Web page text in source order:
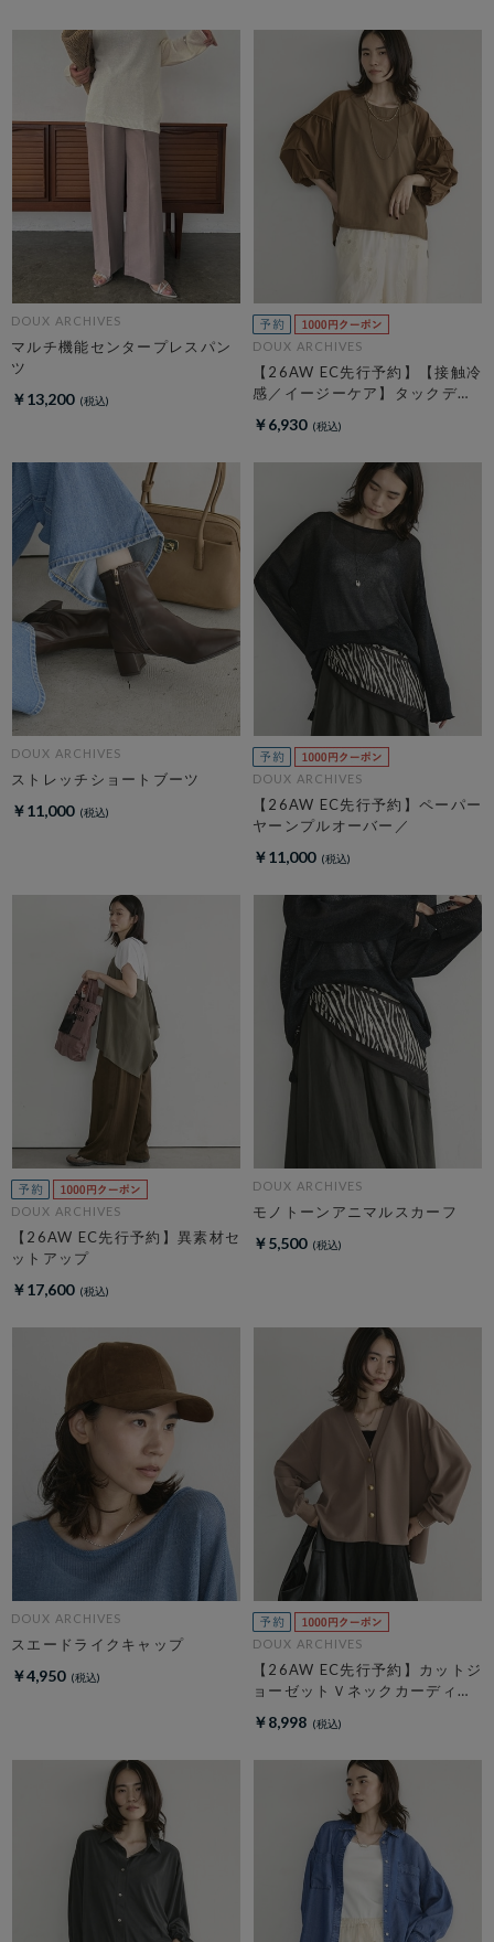
DOUX ARCHIVES
マルチ機能センタープレスパン
ツ
￥13,200
DOUX ARCHIVES
【26AW EC先行予約】【接触冷
感／イージーケア】タックデザ
￥6,930
DOUX ARCHIVES
ストレッチショートブーツ
￥11,000
DOUX ARCHIVES
【26AW EC先行予約】ペーパー
ヤーンプルオーバー／
￥11,000
DOUX ARCHIVES
【26AW EC先行予約】異素材セ
ットアップ
￥17,600
DOUX ARCHIVES
モノトーンアニマルスカーフ
￥5,500
DOUX ARCHIVES
スエードライクキャップ
￥4,950
DOUX ARCHIVES
【26AW EC先行予約】カットジ
ョーゼットＶネックカーディガ
￥8,998